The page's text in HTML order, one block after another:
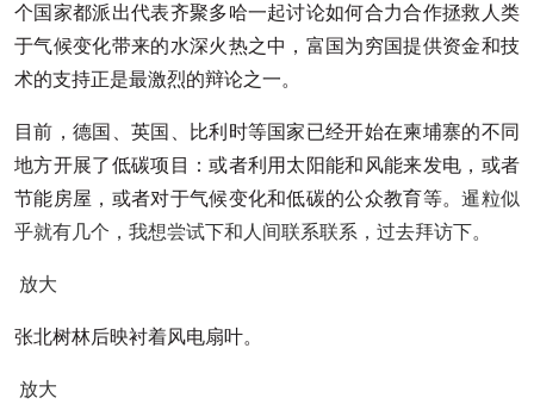
个国家都派出代表齐聚多哈一起讨论如何合力合作拯救人类
于气候变化带来的水深火热之中，富国为穷国提供资金和技
术的支持正是最激烈的辩论之一。
目前，德国、英国、比利时等国家已经开始在柬埔寨的不同
地方开展了低碳项目：或者利用太阳能和风能来发电，或者
节能房屋，或者对于气候变化和低碳的公众教育等。暹粒似
乎就有几个，我想尝试下和人间联系联系，过去拜访下。
放大
张北树林后映衬着风电扇叶。
放大